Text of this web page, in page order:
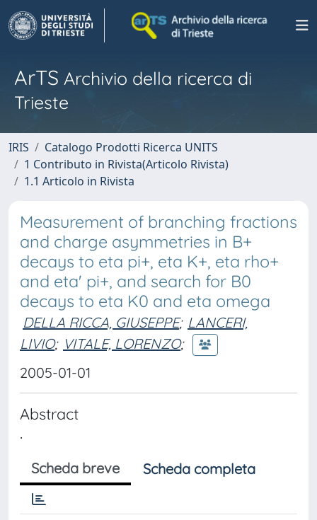
ArTS Archivio della ricerca di
Trieste
IRIS
Catalogo Prodotti Ricerca UNITS
1 Contributo in Rivista(Articolo Rivista)
1.1 Articolo in Rivista
Measurement of branching fractions
and charge asymmetries in B+
decays to eta pi+, eta K+, eta rho+
and eta' pi+, and search for B0
decays to eta K0 and eta omega
DELLA RICCA, GIUSEPPE; LANCERI,
LIVIO; VITALE, LORENZO;
2005-01-01
Abstract
.
Scheda breve Scheda completa